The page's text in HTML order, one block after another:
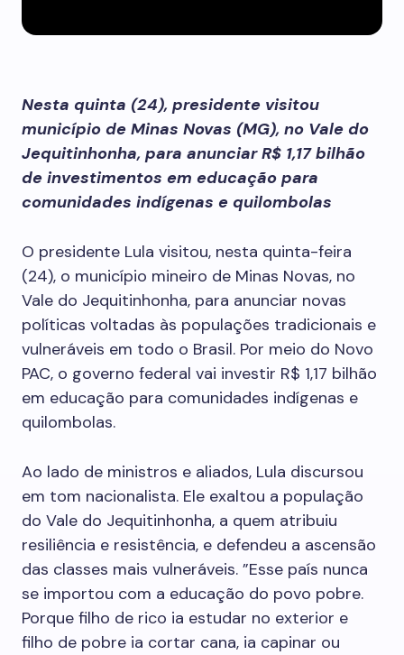
Nesta quinta (24), presidente visitou
município de Minas Novas (MG), no Vale do
Jequitinhonha, para anunciar R$ 1,17 bilhão
de investimentos em educação para
comunidades indígenas e quilombolas
O presidente Lula visitou, nesta quinta-feira
(24), o município mineiro de Minas Novas, no
Vale do Jequitinhonha, para anunciar novas
políticas voltadas às populações tradicionais e
vulneráveis em todo o Brasil. Por meio do Novo
PAC, o governo federal vai investir R$ 1,17 bilhão
em educação para comunidades indígenas e
quilombolas.
Ao lado de ministros e aliados, Lula discursou
em tom nacionalista. Ele exaltou a população
do Vale do Jequitinhonha, a quem atribuiu
resiliência e resistência, e defendeu a ascensão
das classes mais vulneráveis. ”Esse país nunca
se importou com a educação do povo pobre.
Porque filho de rico ia estudar no exterior e
filho de pobre ia cortar cana, ia capinar ou